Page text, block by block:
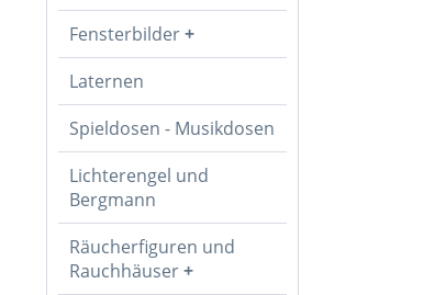
Fensterbilder
Laternen
Spieldosen - Musikdosen
Lichterengel und
Bergmann
Räucherfiguren und
Rauchhäuser